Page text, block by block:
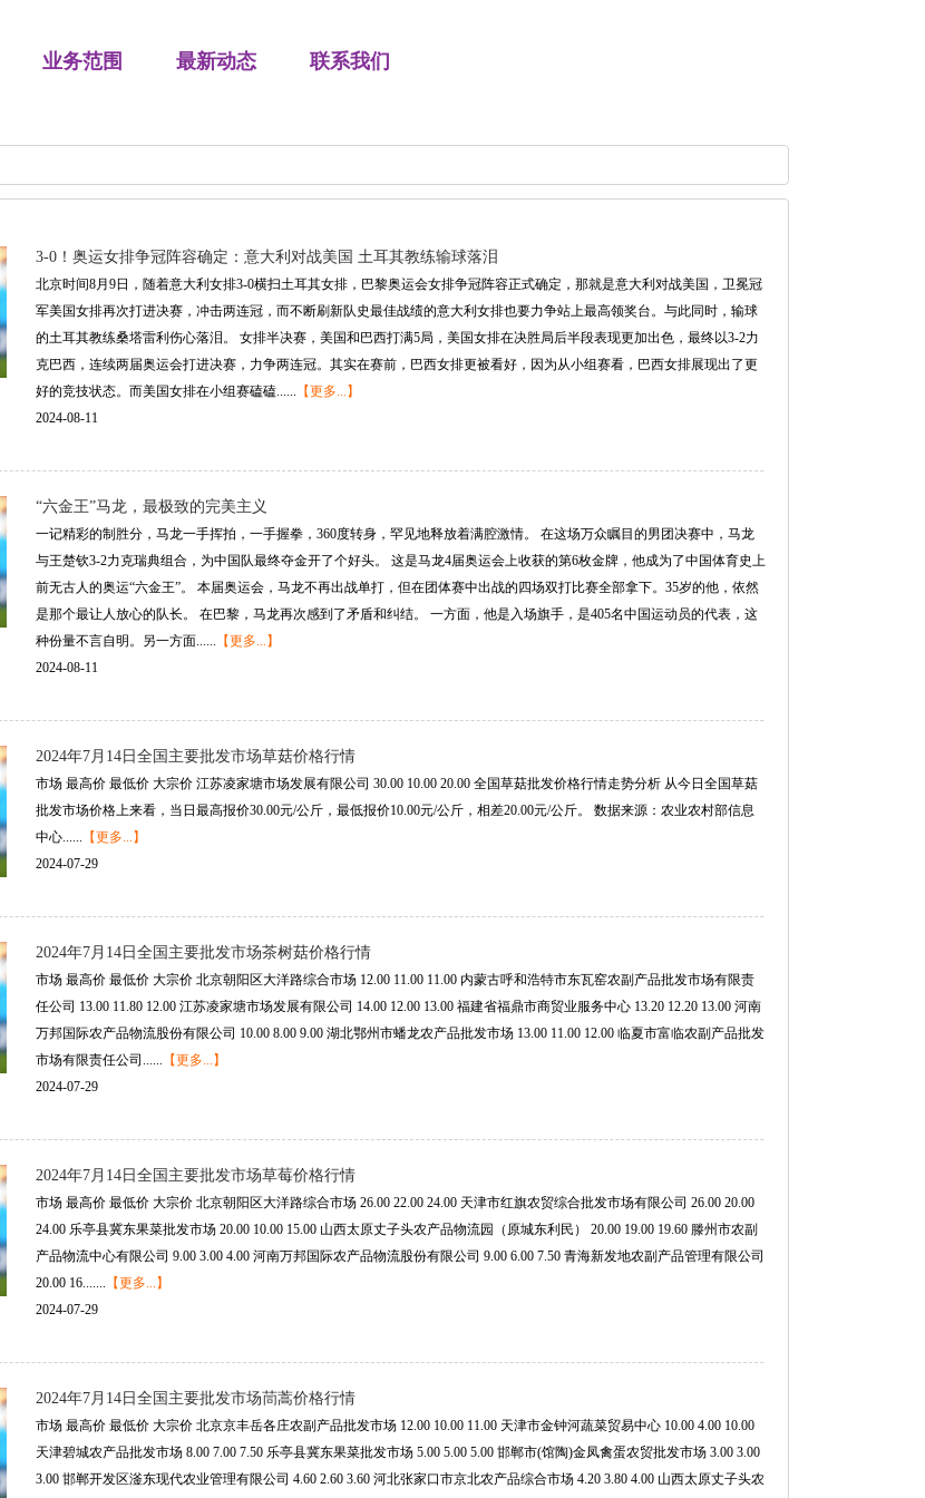
业务范围 最新动态 联系我们
3-0！奥运女排争冠阵容确定：意大利对战美国 土耳其教练输球落泪
北京时间8月9日，随着意大利女排3-0横扫土耳其女排，巴黎奥运会女排争冠阵容正式确定，那就是意大利对战美国，卫冕冠
军美国女排再次打进决赛，冲击两连冠，而不断刷新队史最佳战绩的意大利女排也要力争站上最高领奖台。与此同时，输球
的土耳其教练桑塔雷利伤心落泪。 女排半决赛，美国和巴西打满5局，美国女排在决胜局后半段表现更加出色，最终以3-2力
克巴西，连续两届奥运会打进决赛，力争两连冠。其实在赛前，巴西女排更被看好，因为从小组赛看，巴西女排展现出了更
好的竞技状态。而美国女排在小组赛磕磕...... 【更多...】
2024-08-11
“六金王”马龙，最极致的完美主义
一记精彩的制胜分，马龙一手挥拍，一手握拳，360度转身，罕见地释放着满腔激情。 在这场万众瞩目的男团决赛中，马龙
与王楚钦3-2力克瑞典组合，为中国队最终夺金开了个好头。 这是马龙4届奥运会上收获的第6枚金牌，他成为了中国体育史上
前无古人的奥运“六金王”。 本届奥运会，马龙不再出战单打，但在团体赛中出战的四场双打比赛全部拿下。35岁的他，依然
是那个最让人放心的队长。 在巴黎，马龙再次感到了矛盾和纠结。 一方面，他是入场旗手，是405名中国运动员的代表，这
种份量不言自明。另一方面...... 【更多...】
2024-08-11
2024年7月14日全国主要批发市场草菇价格行情
市场 最高价 最低价 大宗价 江苏凌家塘市场发展有限公司 30.00 10.00 20.00 全国草菇批发价格行情走势分析 从今日全国草菇
批发市场价格上来看，当日最高报价30.00元/公斤，最低报价10.00元/公斤，相差20.00元/公斤。 数据来源：农业农村部信息
中心...... 【更多...】
2024-07-29
2024年7月14日全国主要批发市场茶树菇价格行情
市场 最高价 最低价 大宗价 北京朝阳区大洋路综合市场 12.00 11.00 11.00 内蒙古呼和浩特市东瓦窑农副产品批发市场有限责
任公司 13.00 11.80 12.00 江苏凌家塘市场发展有限公司 14.00 12.00 13.00 福建省福鼎市商贸业服务中心 13.20 12.20 13.00 河南
万邦国际农产品物流股份有限公司 10.00 8.00 9.00 湖北鄂州市蟠龙农产品批发市场 13.00 11.00 12.00 临夏市富临农副产品批发
市场有限责任公司...... 【更多...】
2024-07-29
2024年7月14日全国主要批发市场草莓价格行情
市场 最高价 最低价 大宗价 北京朝阳区大洋路综合市场 26.00 22.00 24.00 天津市红旗农贸综合批发市场有限公司 26.00 20.00
24.00 乐亭县冀东果菜批发市场 20.00 10.00 15.00 山西太原丈子头农产品物流园（原城东利民） 20.00 19.00 19.60 滕州市农副
产品物流中心有限公司 9.00 3.00 4.00 河南万邦国际农产品物流股份有限公司 9.00 6.00 7.50 青海新发地农副产品管理有限公司
20.00 16....... 【更多...】
2024-07-29
2024年7月14日全国主要批发市场茼蒿价格行情
市场 最高价 最低价 大宗价 北京京丰岳各庄农副产品批发市场 12.00 10.00 11.00 天津市金钟河蔬菜贸易中心 10.00 4.00 10.00
天津碧城农产品批发市场 8.00 7.00 7.50 乐亭县冀东果菜批发市场 5.00 5.00 5.00 邯郸市(馆陶)金凤禽蛋农贸批发市场 3.00 3.00
3.00 邯郸开发区滏东现代农业管理有限公司 4.60 2.60 3.60 河北张家口市京北农产品综合市场 4.20 3.80 4.00 山西太原丈子头农